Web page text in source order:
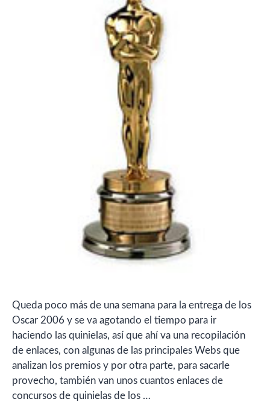
Queda poco más de una semana para la entrega de los
Oscar 2006 y se va agotando el tiempo para ir
haciendo las quinielas, así que ahí va una recopilación
de enlaces, con algunas de las principales Webs que
analizan los premios y por otra parte, para sacarle
provecho, también van unos cuantos enlaces de
concursos de quinielas de los …